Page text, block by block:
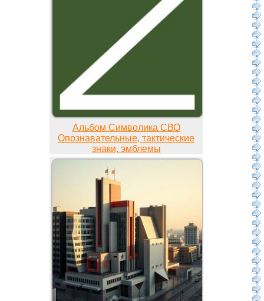
Альбом Символика СВО
Опознавательные, тактические
знаки, эмблемы